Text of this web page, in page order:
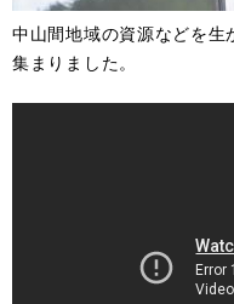
中山間地域の資源などを
集まりました。